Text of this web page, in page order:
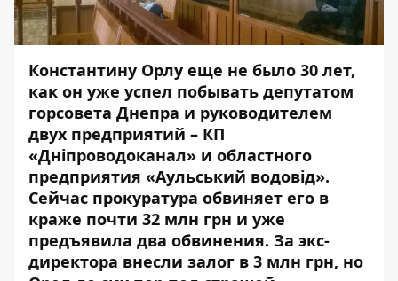
Константину Орлу еще не было 30 лет,
как он уже успел побывать депутатом
горсовета Днепра и руководителем
двух предприятий – КП
«Дніпроводоканал» и областного
предприятия «Аульський водовід».
Сейчас прокуратура обвиняет его в
краже почти 32 млн грн и уже
предъявила два обвинения. За экс-
директора внесли залог в 3 млн грн, но